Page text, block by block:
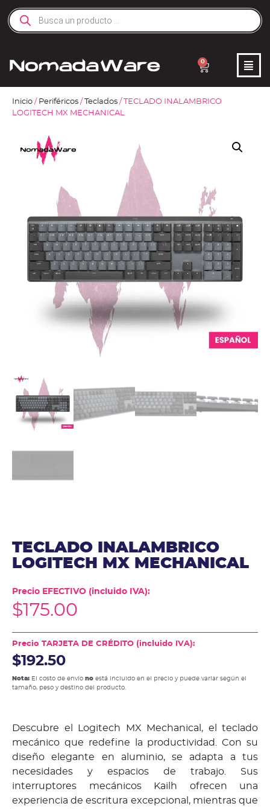
0
Inicio / Periféricos / Teclados / TECLADO INALAMBRICO
LOGITECH MX MECHANICAL
TECLADO INALAMBRICO
LOGITECH MX MECHANICAL
Precio EFECTIVO (incluido IVA):
$175.00
Precio TARJETA DE CRÉDITO (incluido IVA):
$192.50
Nota: El costo de envío no está incluido en el precio y puede variar según el
tamaño, peso y destino del producto.
Descubre el Logitech MX Mechanical, el teclado
mecánico que redefine la productividad. Con su
diseño elegante en aluminio, se adapta a tus
necesidades y espacios de trabajo. Sus
interruptores mecánicos Kailh ofrecen una
experiencia de escritura excepcional, mientras que